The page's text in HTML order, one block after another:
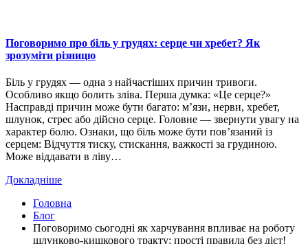
Поговоримо про біль у грудях: серце чи хребет? Як
зрозуміти різницю
Біль у грудях — одна з найчастіших причин тривоги.
Особливо якщо болить зліва. Перша думка: «Це серце?»
Насправді причин може бути багато: м’язи, нерви, хребет,
шлунок, стрес або дійсно серце. Головне — звернути увагу на
характер болю. Ознаки, що біль може бути пов’язаний із
серцем: Відчуття тиску, стискання, важкості за грудиною.
Може віддавати в ліву…
Докладніше
Головна
Блог
Поговоримо сьогодні як харчування впливає на роботу
шлунково-кишкового тракту: прості правила без дієт!